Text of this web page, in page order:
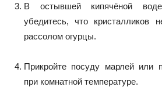
В остывшей кипячёной
убедитесь, что кристалликов
рассолом огурцы.
Прикройте посуду марлей или
при комнатной температуре.